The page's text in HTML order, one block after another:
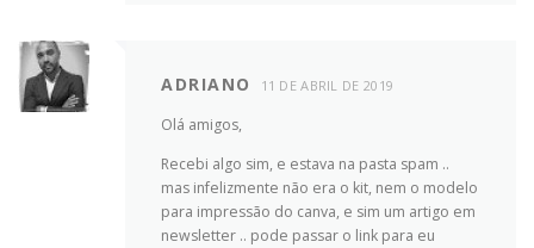
ADRIANO 11 DE ABRIL DE 2019
Olá amigos,
Recebi algo sim, e estava na pasta spam ..
mas infelizmente não era o kit, nem o modelo
para impressão do canva, e sim um artigo em
newsletter .. pode passar o link para eu